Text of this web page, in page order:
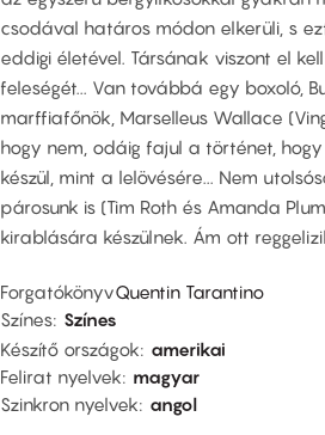
csodával határos módon elkerüli, s
eddigi életével. Társának viszont el
feleségét... Van továbbá egy boxoló,
marffiafőnök, Marselleus Wallace
hogy nem, odáig fajul a történet,
készül, mint a lelövésére... Nem
párosunk is (Tim Roth és Amanda
kirablására készülnek. Ám ott
ForgatókönyvQuentin Tarantino
Színes Színes
Készítő országok
amerikai
Felirat nyelvek
magyar
Szinkron nyelvek
angol